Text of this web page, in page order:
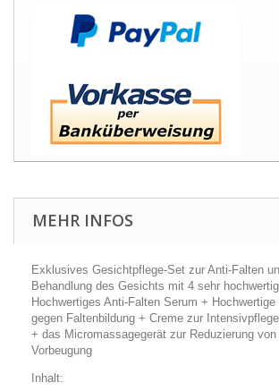
MEHR INFOS
Exklusives Gesichtpflege-Set zur Anti-Falten
Behandlung des Gesichts mit 4 sehr
Hochwertiges Anti-Falten Serum +
gegen Faltenbildung + Creme zur
+ das Micromassagegerät zur Reduzierung von
Vorbeugung
Inhalt: